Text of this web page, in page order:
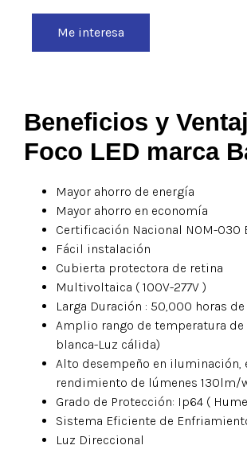
Me interesa
Beneficios y
Foco LED marca
Mayor ahorro de energía
Mayor ahorro en economía
Certificación Nacional NOM-030
Fácil instalación
Cubierta protectora de retina
Multivoltaica ( 100V-277V )
Larga Duración : 50,000 horas
Amplio rango de temperatura de
blanca-Luz cálida)
Alto desempeño en iluminación,
rendimiento de lúmenes 130lm/
Grado de Protección: Ip64 (
Sistema Eficiente de
Luz Direccional